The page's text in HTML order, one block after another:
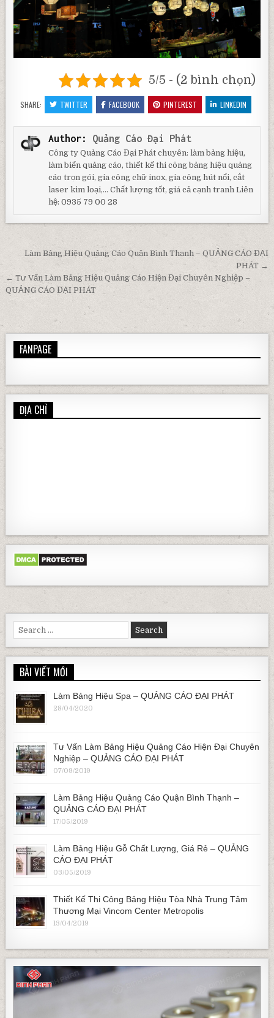
5/5 - (2 bình chọn)
SHARE: TWITTER FACEBOOK PINTEREST LINKEDIN
Author: Quảng Cáo Đại Phát
Công ty Quảng Cáo Đại Phát chuyên: làm bảng hiệu,
làm biển quảng cáo, thiết kế thi công bảng hiệu quảng
cáo trọn gói, gia công chữ inox, gia công hút nổi, cắt
laser kim loại,... Chất lượng tốt, giá cả cạnh tranh Liên
hệ: 0935 79 00 28
Điều hướng bài viết
Làm Bảng Hiệu Quảng Cáo Quận Bình Thạnh – QUẢNG CÁO ĐẠI
PHÁT →
← Tư Vấn Làm Bảng Hiệu Quảng Cáo Hiện Đại Chuyên Nghiệp –
QUẢNG CÁO ĐẠI PHÁT
FANPAGE
ĐỊA CHỈ
Search for:
BÀI VIẾT MỚI
Làm Bảng Hiệu Spa – QUẢNG CÁO ĐẠI PHÁT
28/04/2020
Tư Vấn Làm Bảng Hiệu Quảng Cáo Hiện Đại Chuyên
Nghiệp – QUẢNG CÁO ĐẠI PHÁT
07/09/2019
Làm Bảng Hiệu Quảng Cáo Quận Bình Thạnh –
QUẢNG CÁO ĐẠI PHÁT
17/05/2019
Làm Bảng Hiệu Gỗ Chất Lượng, Giá Rẻ – QUẢNG
CÁO ĐẠI PHÁT
03/05/2019
Thiết Kế Thi Công Bảng Hiệu Tòa Nhà Trung Tâm
Thương Mại Vincom Center Metropolis
13/04/2019